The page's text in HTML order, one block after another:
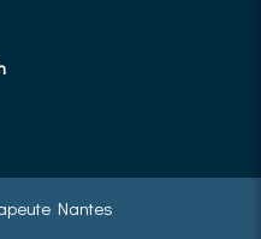
Nantes